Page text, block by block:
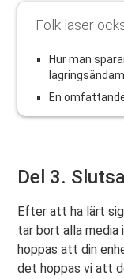
Folk läser
Hur man
En
Del 3.
Efter att ha lärt
tar bort alla media
hoppas att din
det hoppas vi att